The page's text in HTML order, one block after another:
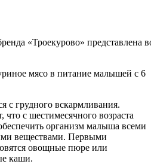
«Троекурово» представлена
мясо в питание малышей с 6
с грудного вскармливания.
с шестимесячного возраста
организм малыша всеми
веществами. Первыми
овощные пюре или
каши.